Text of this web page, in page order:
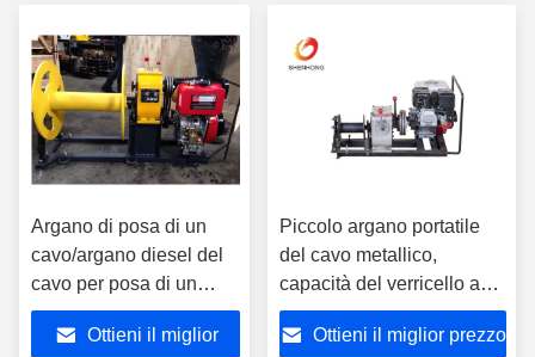
Argano di posa di un
cavo/argano diesel del
cavo per posa di un
cavo durante la
costruzione della torre
Ottieni il miglior
Piccolo argano portatile
del cavo metallico,
capacità del verricello a
motore 10KN del motore a
benzina di HONDA
Ottieni il miglior prezzo